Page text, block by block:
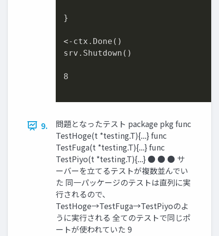
}
<-ctx .Done ()
srv .Shutdown ()
8
9.
問題となったテスト package pkg func
TestHoge(t *testing.T){...} func
TestFuga(t *testing.T){...} func
TestPiyo(t *testing.T){...} ● ● ● サ
ーバーを立てるテストが複数並んでい
た 同一パッケージのテストは直列に実
行されるので、
TestHoge→TestFuga→TestPiyoのよ
うに実行される 全てのテストで同じポ
ートが使われていた 9